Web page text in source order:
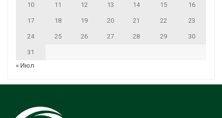
10 11 12 13 14 15 16
17 18 19 20 21 22 23
24 25 26 27 28 29 30
31
« Июл